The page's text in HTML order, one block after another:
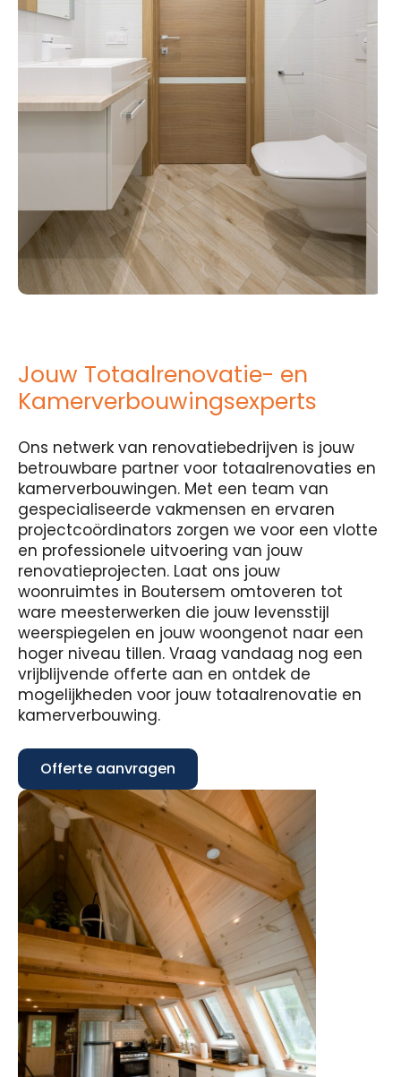
Jouw Totaalrenovatie- en
Kamerverbouwingsexperts
Ons netwerk van renovatiebedrijven is jouw
betrouwbare partner voor totaalrenovaties en
kamerverbouwingen. Met een team van
gespecialiseerde vakmensen en ervaren
projectcoördinators zorgen we voor een vlotte
en professionele uitvoering van jouw
renovatieprojecten. Laat ons jouw
woonruimtes in Boutersem omtoveren tot
ware meesterwerken die jouw levensstijl
weerspiegelen en jouw woongenot naar een
hoger niveau tillen. Vraag vandaag nog een
vrijblijvende offerte aan en ontdek de
mogelijkheden voor jouw totaalrenovatie en
kamerverbouwing.
Offerte aanvragen